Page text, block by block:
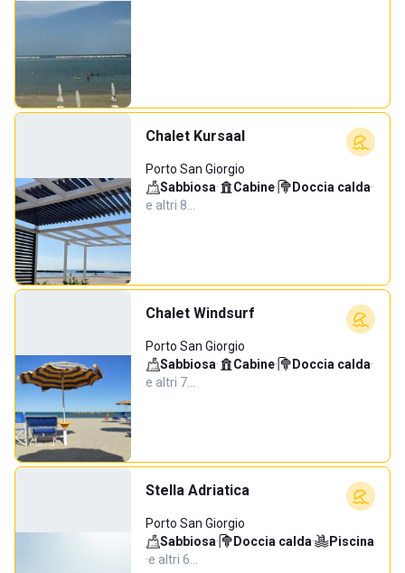
Chalet Kursaal
Porto San Giorgio
Sabbiosa· Cabine· Doccia calda·
e altri 8…
Chalet Windsurf
Porto San Giorgio
Sabbiosa· Cabine· Doccia calda·
e altri 7…
Stella Adriatica
Porto San Giorgio
Sabbiosa· Doccia calda·
Piscina
·e altri 6…